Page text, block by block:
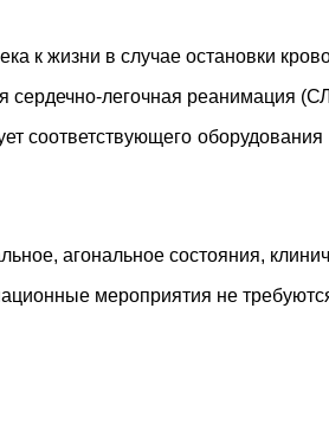
к жизни в случае остановки
сердечно-легочная реанимация
соответствующего
агональное состояния,
мероприятия не